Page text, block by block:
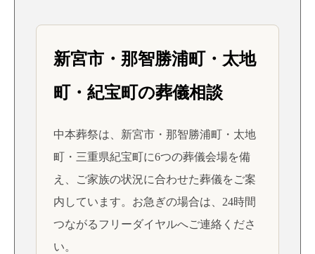
新宮市・那智勝浦町・太地
町・紀宝町の葬儀相談
中本葬祭は、新宮市・那智勝浦町・太地
町・三重県紀宝町に6つの葬儀会場を備
え、ご家族の状況に合わせた葬儀をご案
内しています。お急ぎの場合は、24時間
つながるフリーダイヤルへご連絡くださ
い。